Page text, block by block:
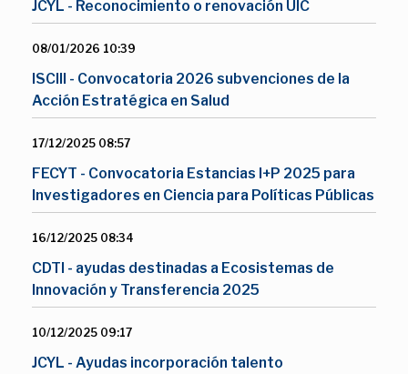
JCYL - Reconocimiento o renovación UIC
08/01/2026 10:39
ISCIII - Convocatoria 2026 subvenciones de la
Acción Estratégica en Salud
17/12/2025 08:57
FECYT - Convocatoria Estancias I+P 2025 para
Investigadores en Ciencia para Políticas Públicas
16/12/2025 08:34
CDTI - ayudas destinadas a Ecosistemas de
Innovación y Transferencia 2025
10/12/2025 09:17
JCYL - Ayudas incorporación talento